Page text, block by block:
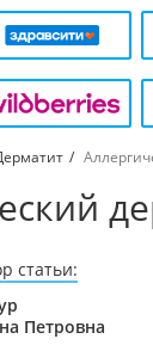
статьи:
Петровна